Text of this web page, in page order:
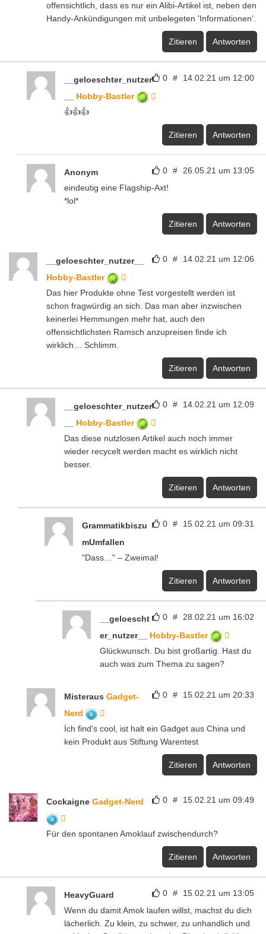
offensichtlich, dass es nur ein Alibi-Artikel ist, neben den
Handy-Ankündigungen mit unbelegeten 'Informationen'.
Zitieren Antworten
0 # 14.02.21 um 12:00
__geloeschter_nutzer
Hobby-Bastler
👍👍👍
Zitieren Antworten
0 # 26.05.21 um 13:05
Anonym
eindeutig eine Flagship-Axt!
*lol*
Zitieren Antworten
0 # 14.02.21 um 12:06
__geloeschter_nutzer__
Hobby-Bastler
Das hier Produkte ohne Test vorgestellt werden ist
schon fragwürdig an sich. Das man aber inzwischen
keinerlei Hemmungen mehr hat, auch den
offensichtlichsten Ramsch anzupreisen finde ich
wirklich… Schlimm.
Zitieren Antworten
0 # 14.02.21 um 12:09
__geloeschter_nutzer
Hobby-Bastler
Das diese nutzlosen Artikel auch noch immer
wieder recycelt werden macht es wirklich nicht
besser.
Zitieren Antworten
0 # 15.02.21 um 09:31
Grammatikbiszu
mUmfallen
"Dass…" – Zweimal!
Zitieren Antworten
0 # 28.02.21 um 16:02
__geloescht
er_nutzer__ Hobby-Bastler
Glückwunsch. Du bist großartig. Hast du
auch was zum Thema zu sagen?
0 # 15.02.21 um 20:33
Misteraus Gadget-
Nerd
İch find's cool, ist halt ein Gadget aus China und
kein Produkt aus Stiftung Warentest
Zitieren Antworten
0 # 15.02.21 um 09:49
Cockaigne Gadget-Nerd
Für den spontanen Amoklauf zwischendurch?
Zitieren Antworten
0 # 15.02.21 um 13:05
HeavyGuard
Wenn du damit Amok laufen willst, machst du dich
lächerlich. Zu klein, zu schwer, zu unhandlich und